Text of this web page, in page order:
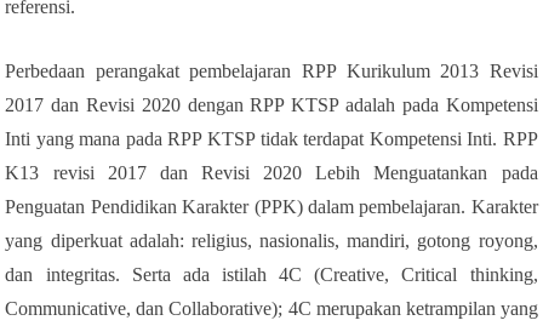
referensi.
Perbedaan perangakat pembelajaran RPP Kurikulum 2013 Revisi
2017 dan Revisi 2020 dengan RPP KTSP adalah pada Kompetensi
Inti yang mana pada RPP KTSP tidak terdapat Kompetensi Inti. RPP
K13 revisi 2017 dan Revisi 2020 Lebih Menguatankan pada
Penguatan Pendidikan Karakter (PPK) dalam pembelajaran. Karakter
yang diperkuat adalah: religius, nasionalis, mandiri, gotong royong,
dan integritas. Serta ada istilah 4C (Creative, Critical thinking,
Communicative, dan Collaborative); 4C merupakan ketrampilan yang